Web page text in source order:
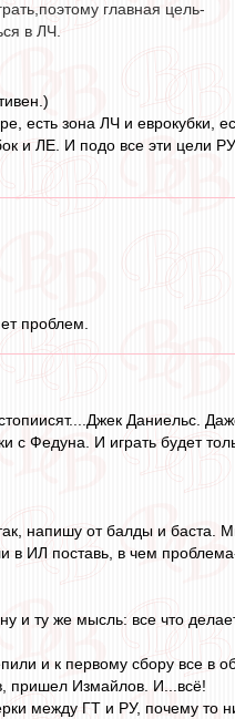
главная цель-
в ЛЧ.
есть зона ЛЧ и еврокубки,
и ЛЕ. И подо все эти цели
проблем.
Даниельс.
Федуна. И играть будет
напишу от балды и баста.
в ИЛ поставь, в чем
и ту же мысль: все что
и к первому сбору все в
пришел Измайлов. И...всё!
между ГТ и РУ, почему то